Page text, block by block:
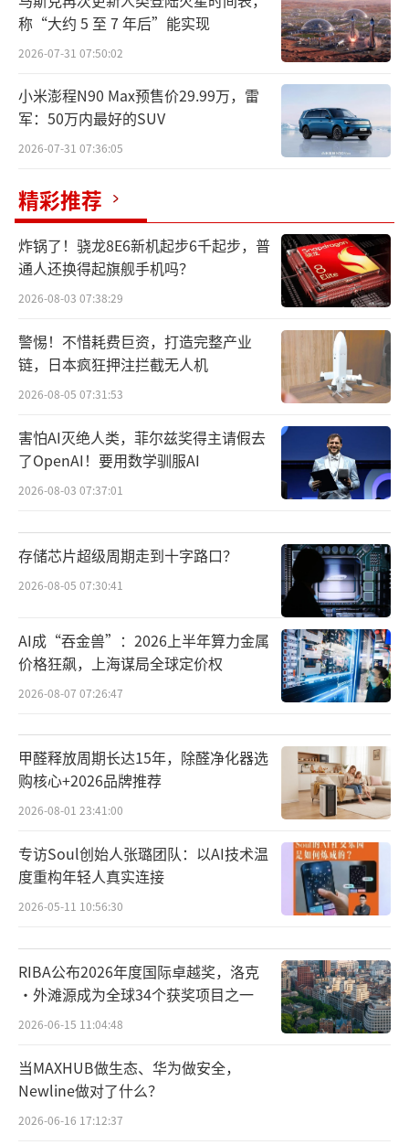
试验实现了关键技术突破，编制了DTMB+
4K传输技术方案、传输实验技术方案和工作方
案。通过多维度场景验证和全流程数据监测记
录与深度分析，首次验证了4K超高清节目可通
过我国自主知识产权的DTMB标准进行地面广
播，并展示了该技术方案易部署、成本可控的
优势。
北京数字电视国家工程实验室表示，这一
成果将加速我国4K超高清电视信号的地面覆
盖。未来，普通家庭有望通过现有接收设备收
看更清晰流畅的超高清电视节目。
此次“DTMB+4K超高清传输试验”是国内
外首次同类场地试验，不仅完整验证了广播电
视超高清领域的自主知识产权产业链，还实现
了从传输标准制定到核心设备制造的全链路国
产化，所有核心设备均由北京本土企业自主设
该试验的成功为我国超高清视频产业的技
术升级和生态构建积累了宝贵经验，也为全球
在国际标准领域的话语权。基于DTMB标准已在
14个国家和地区落地的基础，“DTMB+4K超高
清”技术将成为“一带一路”倡议的重要技术
载体，帮助沿线国家共享中国超高清发展的成
果。
DTMB是中国数字视频广播标准，全称Digi
面数字多媒体广播。
称“大约 5 至 7 年后”能实现
2026-07-31 07:50:02
小米澎程N90 Max预售价29.99万，雷
军：50万内最好的SUV
2026-07-31 07:36:05
精彩推荐
炸锅了！骁龙8E6新机起步6千起步，普
通人还换得起旗舰手机吗？
2026-08-03 07:38:29
警惕！不惜耗费巨资，打造完整产业
链，日本疯狂押注拦截无人机
2026-08-05 07:31:53
害怕AI灭绝人类，菲尔兹奖得主请假去
了OpenAI！要用数学驯服AI
2026-08-03 07:37:01
存储芯片超级周期走到十字路口？
2026-08-05 07:30:41
AI成“吞金兽”：2026上半年算力金属
价格狂飙，上海谋局全球定价权
2026-08-07 07:26:47
甲醛释放周期长达15年，除醛净化器选
购核心+2026品牌推荐
2026-08-01 23:41:00
专访Soul创始人张璐团队：以AI技术温
度重构年轻人真实连接
2026-05-11 10:56:30
RIBA公布2026年度国际卓越奖，洛克
·外滩源成为全球34个获奖项目之一
2026-06-15 11:04:48
当MAXHUB做生态、华为做安全，
Newline做对了什么？
2026-06-16 17:12:37